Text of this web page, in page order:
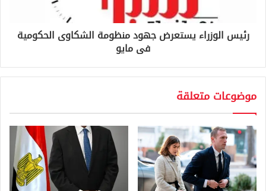
رئيس الوزراء يستعرض جهود منظومة الشكاوى الحكومية
فى مايو
موضوعات متعلقة